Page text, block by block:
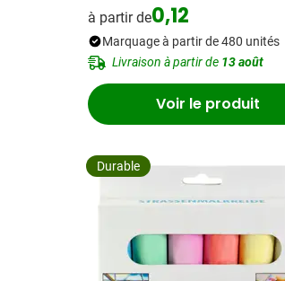
à partir de0,12
Marquage à partir de 480 unités
Livraison à partir de 13 août
Voir le produit
Durable